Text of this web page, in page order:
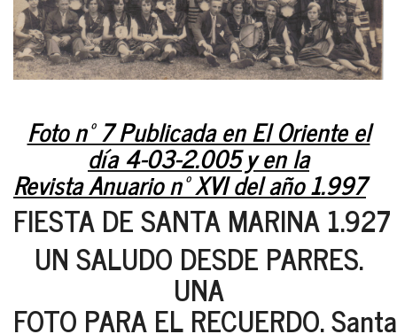
Foto nº 7 Publicada en El Oriente el
día 4-03-2.005 y en la
Revista Anuario nº XVI del año 1.997
FIESTA DE SANTA MARINA 1.927
UN SALUDO DESDE PARRES.
UNA
FOTO PARA EL RECUERDO.